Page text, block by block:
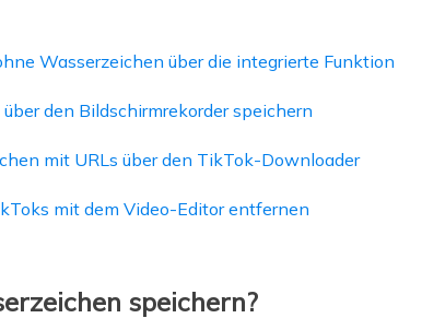
Wasserzeichen über die integrierte Funktion
den Bildschirmrekorder speichern
mit URLs über den TikTok-Downloader
mit dem Video-Editor entfernen
speichern?